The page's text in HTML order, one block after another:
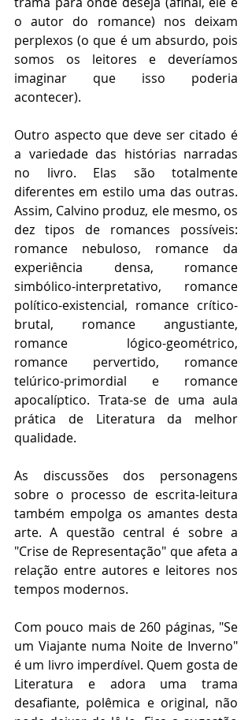
o autor do romance) nos deixam
perplexos (o que é um absurdo, pois
somos os leitores e deveríamos
imaginar que isso poderia
acontecer).
Outro aspecto que deve ser citado é
a variedade das histórias narradas
no livro. Elas são totalmente
diferentes em estilo uma das outras.
Assim, Calvino produz, ele mesmo, os
dez tipos de romances possíveis:
romance nebuloso, romance da
experiência densa, romance
simbólico-interpretativo, romance
político-existencial, romance crítico-
brutal, romance angustiante,
romance lógico-geométrico,
romance pervertido, romance
telúrico-primordial e romance
apocalíptico. Trata-se de uma aula
prática de Literatura da melhor
qualidade.
As discussões dos personagens
sobre o processo de escrita-leitura
também empolga os amantes desta
arte. A questão central é sobre a
"Crise de Representação" que afeta a
relação entre autores e leitores nos
tempos modernos.
Com pouco mais de 260 páginas, "Se
um Viajante numa Noite de Inverno"
é um livro imperdível. Quem gosta de
Literatura e adora uma trama
desafiante, polêmica e original, não